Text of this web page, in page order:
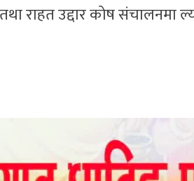
राहत उद्दार कोष संचालनमा